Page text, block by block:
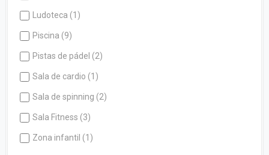
Ludoteca (1)
Piscina (9)
Pistas de pádel (2)
Sala de cardio (1)
Sala de spinning (2)
Sala Fitness (3)
Zona infantil (1)